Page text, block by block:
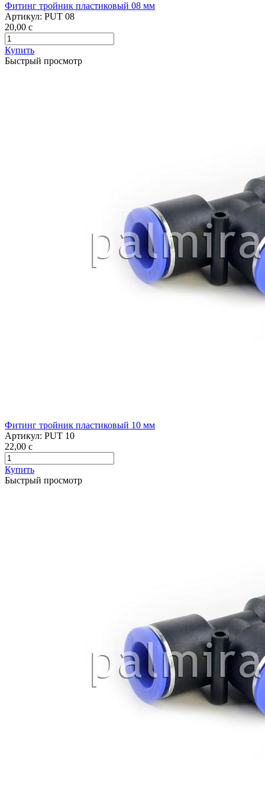
Фитинг тройник пластиковый 08 мм
Артикул: PUT 08
20,00 c
Купить
Быстрый просмотр
Фитинг тройник пластиковый 10 мм
Артикул: PUT 10
22,00 c
Купить
Быстрый просмотр